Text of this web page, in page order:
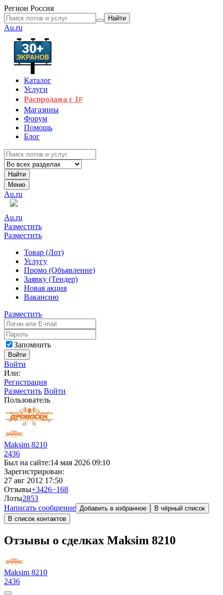
Регион Россия
Найти
Au.ru
Каталог
Услуги
Распродажа с 1₽
Магазины
Форум
Помощь
Блог
Найти
Меню
Au.ru
Au.ru
Разместить
Разместить
Товар (Лот)
Услугу
Промо (Объявление)
Заявку (Тендер)
Новая акция
Вакансию
Разместить
Запомнить
Войти
Войти
Или:
Регистрация
Разместить Войти
Пользователь
Maksim 8210
2436
Был на сайте:14 мая 2026 09:10
Зарегистрирован:
27 авг 2012 17:50
Отзывы+3426−168
Лоты2853
Написать сообщение Добавить в избранное
В чёрный список
В список контактов
Отзывы о сделках Maksim 8210
Maksim 8210
2436